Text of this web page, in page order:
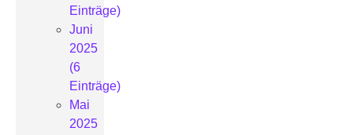
Einträge)
Juni
2025
(6
Einträge)
Mai
2025